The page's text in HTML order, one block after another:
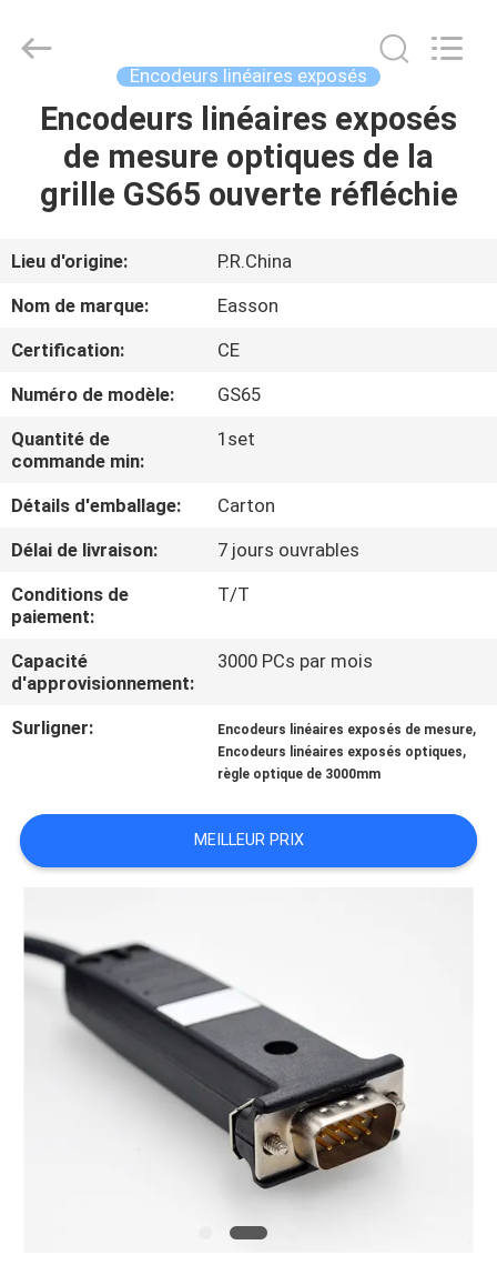
MAISON
PRODUITS
À
PROPOS
DE
VISITE
L'USINE
CONTRÔLE
QUALITÉ
CONTACTEZ-
NOUS
NOUVELLES
CAS
PLAN
Technology
Reserved.
Encodeurs linéaires exposés
Encodeurs linéaires exposés
de mesure optiques de la
grille GS65 ouverte réfléchie
Lieu d'origine:
P.R.China
Nom de marque:
Easson
Certification:
CE
Numéro de modèle:
GS65
Quantité de
commande min:
1set
Détails d'emballage:
Carton
Délai de livraison:
7 jours ouvrables
Conditions de
paiement:
T/T
Capacité
d'approvisionnement:
3000 PCs par mois
Surligner: Encodeurs linéaires exposés de mesure,
Encodeurs linéaires exposés optiques,
règle optique de 3000mm
MEILLEUR PRIX